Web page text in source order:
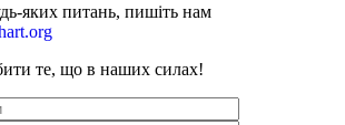
яких питань, пишіть нам
те, що в наших силах!